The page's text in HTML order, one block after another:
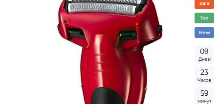
Sale
Top
New
09
Дней
23
Часов
59
минут